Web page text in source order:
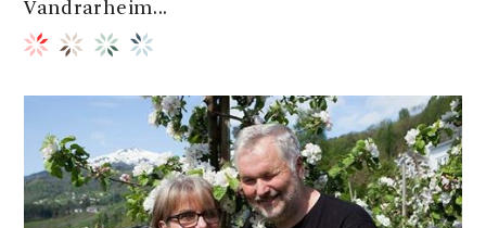
Vandrarheim...